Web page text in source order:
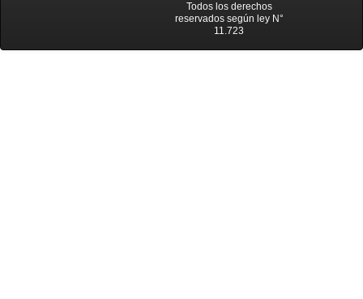
Todos los derechos
reservados según ley N°
11.723